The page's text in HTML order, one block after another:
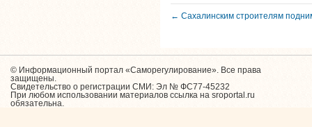
← Сахалинским строителям
© Информационный портал «Саморегулирование». Все права
защищены.
Свидетельство о регистрации СМИ: Эл № ФС77-45232
При любом использовании материалов ссылка на sroportal.ru
обязательна.